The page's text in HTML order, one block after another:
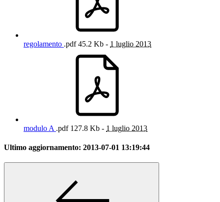
regolamento .pdf45.2 Kb - 1 luglio 2013
modulo A .pdf127.8 Kb - 1 luglio 2013
Ultimo aggiornamento: 2013-07-01 13:19:44